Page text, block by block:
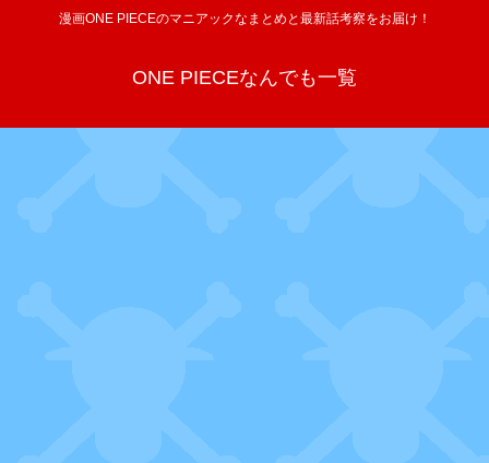
漫画ONE PIECEのマニアックなまとめと最新話考察をお届け！
ONE PIECEなんでも一覧